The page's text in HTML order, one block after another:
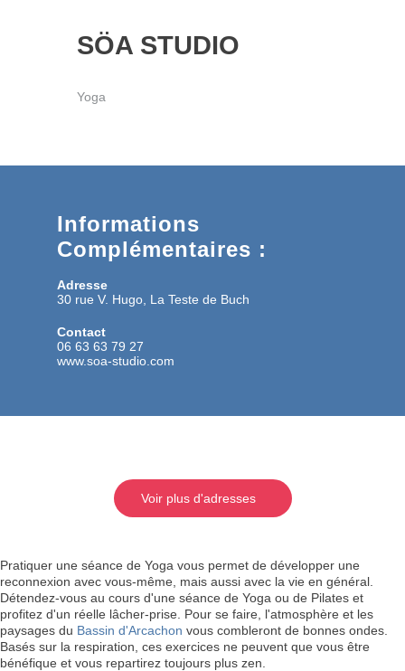
SÖA STUDIO
Yoga
Informations
Complémentaires :
Adresse
30 rue V. Hugo, La Teste de Buch
Contact
06 63 63 79 27
www.soa-studio.com
Voir plus d'adresses
Pratiquer une séance de Yoga vous permet de développer une
reconnexion avec vous-même, mais aussi avec la vie en général.
Détendez-vous au cours d'une séance de Yoga ou de Pilates et
profitez d'un réelle lâcher-prise. Pour se faire, l'atmosphère et les
paysages du Bassin d'Arcachon vous combleront de bonnes ondes.
Basés sur la respiration, ces exercices ne peuvent que vous être
bénéfique et vous repartirez toujours plus zen.